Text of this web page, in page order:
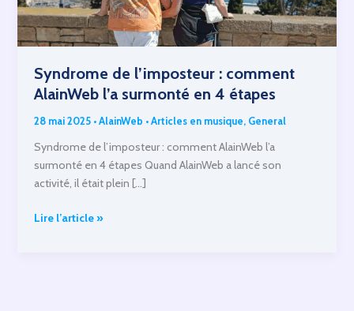
Syndrome de l’imposteur : comment
AlainWeb l’a surmonté en 4 étapes
28 mai 2025 •AlainWeb •Articles en musique, General
Syndrome de l’imposteur : comment AlainWeb l’a
surmonté en 4 étapes Quand AlainWeb a lancé son
activité, il était plein […]
Syndrome
Lire l’article »